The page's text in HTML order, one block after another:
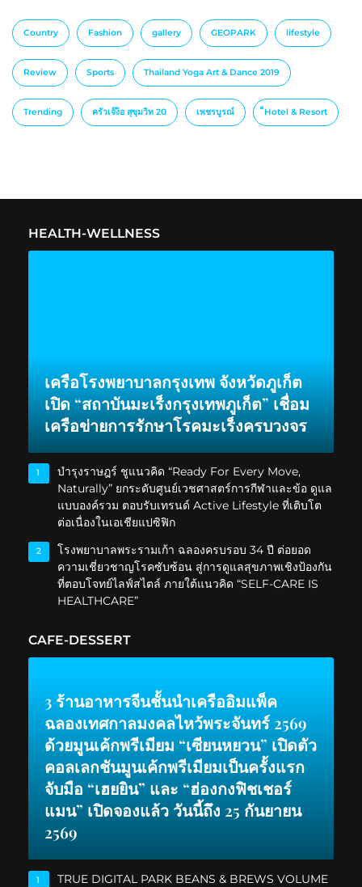
Country Fashion gallery GEOPARK lifestyle
Review Sports Thailand Yoga Art & Dance 2019
Trending ครัวเจ๊ง้อ สุขุมวิท 20 เพชรบูรณ์ ็Hotel & Resort
HEALTH-WELLNESS
เครือโรงพยาบาลกรุงเทพ จังหวัดภูเก็ต
เปิด “สถาบันมะเร็งกรุงเทพภูเก็ต” เชื่อม
เครือข่ายการรักษาโรคมะเร็งครบวงจร
1
บำรุงราษฎร์ ชูแนวคิด “Ready For Every Move,
Naturally” ยกระดับศูนย์เวชศาสตร์การกีฬาและข้อ ดูแล
แบบองค์รวม ตอบรับเทรนด์ Active Lifestyle ที่เติบโต
ต่อเนื่องในเอเชียแปซิฟิก
2
โรงพยาบาลพระรามเก้า ฉลองครบรอบ 34 ปี ต่อยอด
ความเชี่ยวชาญโรคซับซ้อน สู่การดูแลสุขภาพเชิงป้องกัน
ที่ตอบโจทย์ไลฟ์สไตล์ ภายใต้แนวคิด “SELF-CARE IS
HEALTHCARE”
CAFE-DESSERT
3 ร้านอาหารจีนชั้นนำเครืออิมแพ็ค
ฉลองเทศกาลมงคลไหว้พระจันทร์ 2569
ด้วยมูนเค้กพรีเมียม “เซียนหยวน” เปิดตัว
คอลเลกชันมูนเค้กพรีเมียมเป็นครั้งแรก
จับมือ “เฮยยิน” และ “ฮ่องกงฟิชเชอร์
แมน” เปิดจองแล้ว วันนี้ถึง 25 กันยายน
2569
1
TRUE DIGITAL PARK BEANS & BREWS VOLUME